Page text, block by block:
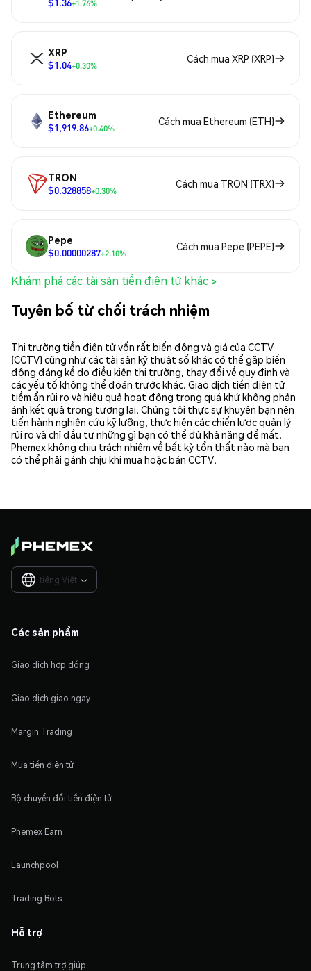
+1.76%
XRP
$1.04+0.30%
Cách mua XRP (XRP)
Ethereum
$1,919.86+0.40%
Cách mua Ethereum (ETH)
TRON
$0.328858+0.30%
Cách mua TRON (TRX)
Pepe
$0.00000287+2.10%
Cách mua Pepe (PEPE)
Khám phá các tài sản tiền điện tử khác >
Tuyên bố từ chối trách nhiệm
Thị trường tiền điện tử vốn rất biến động và giá của CCTV
(CCTV) cũng như các tài sản kỹ thuật số khác có thể gặp biến
động đáng kể do điều kiện thị trường, thay đổi về quy định và
các yếu tố không thể đoán trước khác. Giao dịch tiền điện tử
tiềm ẩn rủi ro và hiệu quả hoạt động trong quá khứ không phản
ánh kết quả trong tương lai. Chúng tôi thực sự khuyên bạn nên
tiến hành nghiên cứu kỹ lưỡng, thực hiện các chiến lược quản lý
rủi ro và chỉ đầu tư những gì bạn có thể đủ khả năng để mất.
Phemex không chịu trách nhiệm về bất kỳ tổn thất nào mà bạn
có thể phải gánh chịu khi mua hoặc bán CCTV.
tiếng Việt 
Các sản phẩm
Giao dịch hợp đồng
Giao dịch giao ngay
Margin Trading
Mua tiền điện tử
Bộ chuyển đổi tiền điện tử
Phemex Earn
Launchpool
Trading Bots
Hỗ trợ
Trung tâm trợ giúp